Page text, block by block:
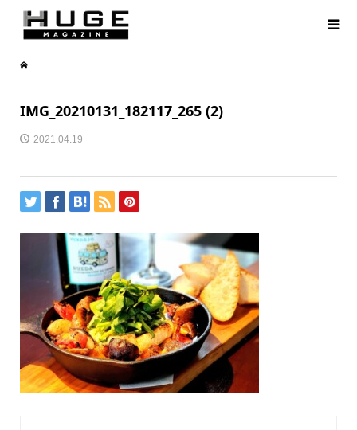
IMG_20210131_182117_265 (2)
2021.04.19